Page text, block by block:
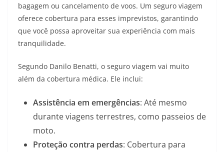
bagagem ou cancelamento de voos. Um seguro viagem
oferece cobertura para esses imprevistos, garantindo
que você possa aproveitar sua experiência com mais
tranquilidade.
Segundo Danilo Benatti, o seguro viagem vai muito
além da cobertura médica. Ele inclui:
Assistência em emergências: Até mesmo
durante viagens terrestres, como passeios de
moto.
Proteção contra perdas: Cobertura para